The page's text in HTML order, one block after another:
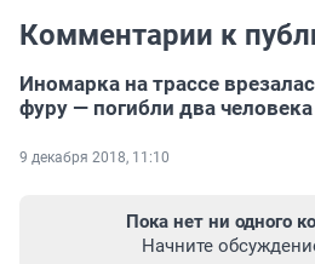
Комментарии к
Иномарка на трассе
фуру — погибли два человека
9 декабря 2018, 11:10
Пока нет ни одного
Начните